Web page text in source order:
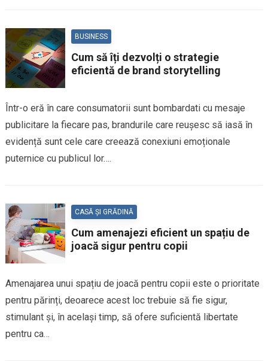
BUSINESS
Cum să îți dezvolți o strategie
eficientă de brand storytelling
Într-o eră în care consumatorii sunt bombardati cu mesaje
publicitare la fiecare pas, brandurile care reușesc să iasă în
evidență sunt cele care creează conexiuni emoționale
puternice cu publicul lor….
CASĂ ȘI GRĂDINĂ
Cum amenajezi eficient un spațiu de
joacă sigur pentru copii
Amenajarea unui spațiu de joacă pentru copii este o prioritate
pentru părinți, deoarece acest loc trebuie să fie sigur,
stimulant și, în același timp, să ofere suficientă libertate
pentru ca…